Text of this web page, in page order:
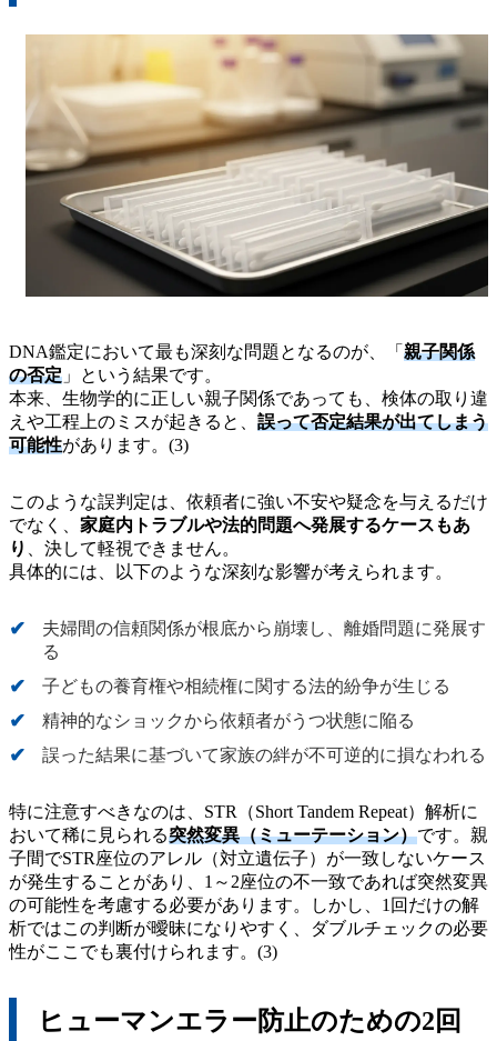
DNA鑑定において最も深刻な問題となるのが、「 親子関係
の否定 」という結果です。
本来、生物学的に正しい親子関係であっても、検体の取り違
えや工程上のミスが起きると、 誤って否定結果が出てしまう
可能性があります。(3)
このような誤判定は、依頼者に強い不安や疑念を与えるだけ
でなく、 家庭内トラブルや法的問題へ発展するケースもあ
り
、決して軽視できません。
具体的には、以下のような深刻な影響が考えられます。
夫婦間の信頼関係が根底から崩壊し、離婚問題に発展す
る
子どもの養育権や相続権に関する法的紛争が生じる
精神的なショックから依頼者がうつ状態に陥る
誤った結果に基づいて家族の絆が不可逆的に損なわれる
特に注意すべきなのは、STR（Short Tandem Repeat）解析に
おいて稀に見られる突然変異（ミューテーション）です。親
子間でSTR座位のアレル（対立遺伝子）が一致しないケース
が発生することがあり、1～2座位の不一致であれば突然変異
の可能性を考慮する必要があります。しかし、1回だけの解
析ではこの判断が曖昧になりやすく、ダブルチェックの必要
性がここでも裏付けられます。(3)
ヒューマンエラー防止のための2回